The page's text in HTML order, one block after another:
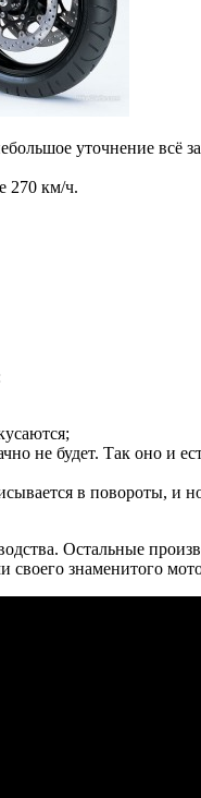
уточнение всё
270 км/ч.
не будет. Так оно и
в повороты, и
Остальные
знаменитого